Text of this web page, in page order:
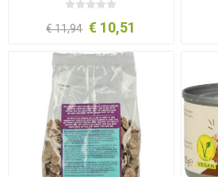
€ 11,94 € 10,51